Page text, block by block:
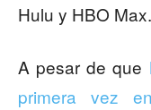
Hulu y HBO Max.
A pesar de que
primera vez